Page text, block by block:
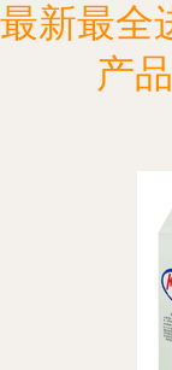
最新最全
产